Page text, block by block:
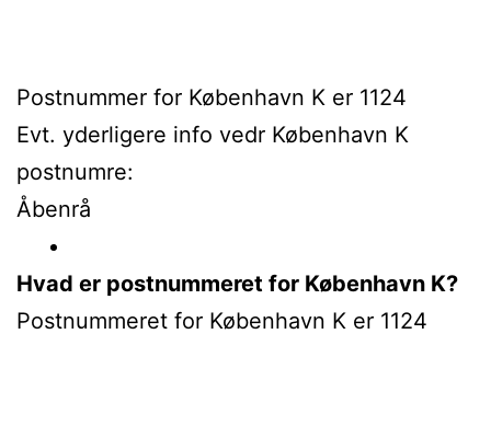
Postnummer for København K er 1124
Evt. yderligere info vedr København K
postnumre:
Åbenrå
Hvad er postnummeret for København K?
Postnummeret for København K er 1124